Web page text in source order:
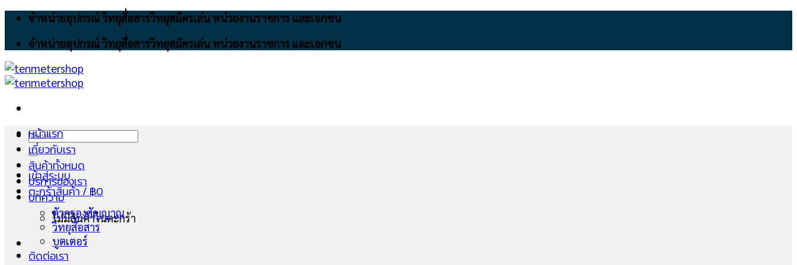
Skip
content
จำหน่ายอุปกรณ์ วิทยุสื่อสารวิทยุสมัครเล่น หน่วยงานราชการ และเอกชน
จำหน่ายอุปกรณ์ วิทยุสื่อสารวิทยุสมัครเล่น หน่วยงานราชการ และเอกชน
ค้นหา:
เข้าสู่ระบบ
ตะกร้าสินค้า /฿0
ไม่มีสินค้าในตะกร้า
หน้าแรก
เกี่ยวกับเรา
สินค้าทั้งหมด
บริการของเรา
บทความ
ตัวกรองสัญญาณ
วิทยุสื่อสาร
บูตเตอร์
ติดต่อเรา